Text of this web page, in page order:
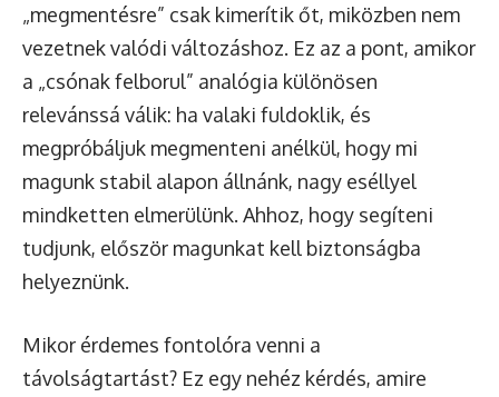
„megmentésre” csak kimerítik őt, miközben nem
vezetnek valódi változáshoz. Ez az a pont, amikor
a „csónak felborul” analógia különösen
relevánssá válik: ha valaki fuldoklik, és
megpróbáljuk megmenteni anélkül, hogy mi
magunk stabil alapon állnánk, nagy eséllyel
mindketten elmerülünk. Ahhoz, hogy segíteni
tudjunk, először magunkat kell biztonságba
helyeznünk.
Mikor érdemes fontolóra venni a
távolságtartást? Ez egy nehéz kérdés, amire